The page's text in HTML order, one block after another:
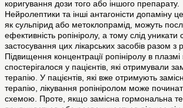
коригування дози того або іншого препарату.
Нейролептики та інші антагоністи допаміну
як сульпірид або метоклопрамід, можуть
ефективність ропініролу, а тому слід уникати
застосування цих лікарських засобів разом з
Підвищення концентрації ропініролу в плазмі
спостерігалося у пацієнтів, які отримували
терапію. У пацієнтів, які вже отримують
терапію, лікування ропініролом може
схемою. Проте, якщо замісна гормональна